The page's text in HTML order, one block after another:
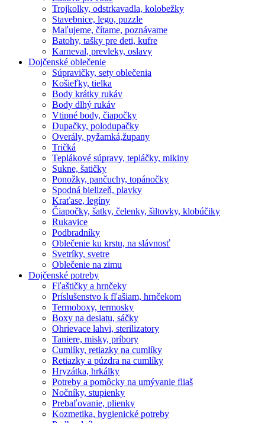
Trojkolky, odstrkavadla, kolobežky
Stavebnice, lego, puzzle
Maľujeme, čítame, poznávame
Batohy, tašky pre deti, kufre
Karneval, prevleky, oslavy
Dojčenské oblečenie
Súpravičky, sety oblečenia
Košieľky, tielka
Body krátky rukáv
Body dlhý rukáv
Vtipné body, čiapočky
Dupačky, polodupačky
Overály, pyžamká,župany
Tričká
Teplákové súpravy, tepláčky, mikiny
Sukne, šatičky
Ponožky, pančuchy, topánočky
Spodná bielizeň, plavky
Kraťase, legíny
Čiapočky, šatky, čelenky, šiltovky, klobúčiky
Rukavice
Podbradníky
Oblečenie ku krstu, na slávnosť
Svetríky, svetre
Oblečenie na zimu
Dojčenské potreby
Fľaštičky a hrnčeky
Príslušenstvo k fľašiam, hrnčekom
Termoboxy, termosky
Boxy na desiatu, sáčky
Ohrievace lahvi, sterilizatory
Taniere, misky, príbory
Cumlíky, retiazky na cumlíky
Retiazky a púzdra na cumlíky
Hryzátka, hrkálky
Potreby a pomôcky na umývanie fliaš
Nočníky, stupienky
Prebaľovanie, plienky
Kozmetika, hygienické potreby